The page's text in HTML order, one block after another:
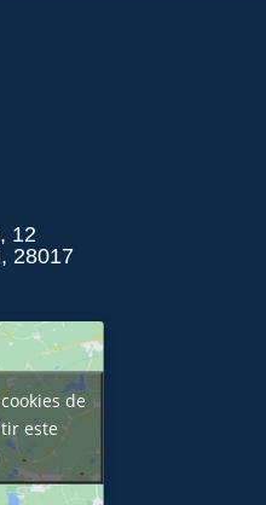
12
28017
de
este